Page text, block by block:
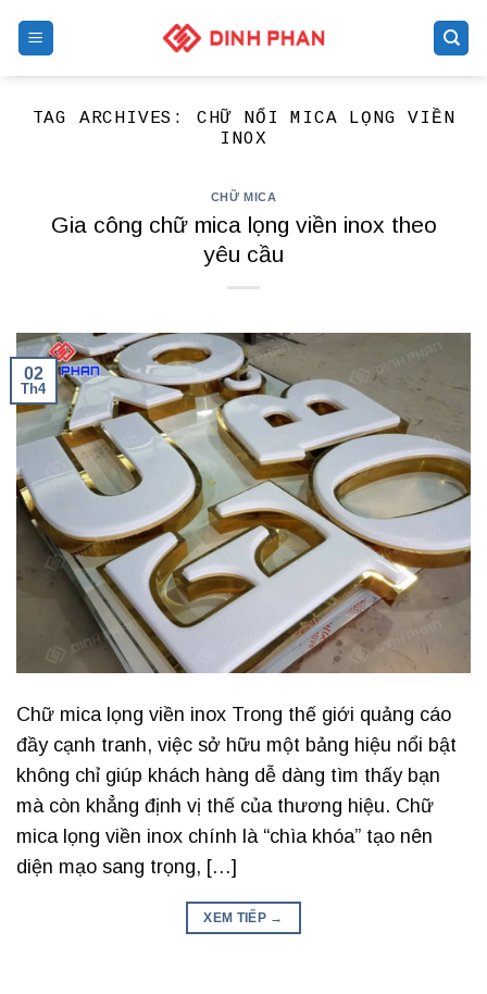
TAG ARCHIVES: CHỮ NỔI MICA LỌNG VIỀN
INOX
CHỮ MICA
Gia công chữ mica lọng viền inox theo
yêu cầu
02
Th4
Chữ mica lọng viền inox Trong thế giới quảng cáo
đầy cạnh tranh, việc sở hữu một bảng hiệu nổi bật
không chỉ giúp khách hàng dễ dàng tìm thấy bạn
mà còn khẳng định vị thế của thương hiệu. Chữ
mica lọng viền inox chính là “chìa khóa” tạo nên
diện mạo sang trọng, […]
XEM TIẾP →